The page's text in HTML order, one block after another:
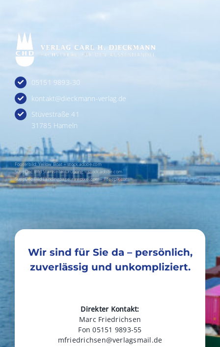
05151 9893-30
kontakt@dieckmann-verlag.de
Stüvestraße 41
31785 Hameln
Footerbild: Yellow Boat – stock.adobe.com
SuppDec Bild Startseite: Urupong – stock.adobe.com
SuppDec Bild Landingpage: rawpixel.com – Freepik.com
Wir sind für Sie da – persönlich,
zuverlässig und unkompliziert.
Direkter Kontakt:
Marc Friedrichsen
Fon 05151 9893-55
mfriedrichsen@verlagsmail.de